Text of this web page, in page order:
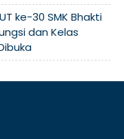
ke-30 SMK Bhakti
dan Kelas